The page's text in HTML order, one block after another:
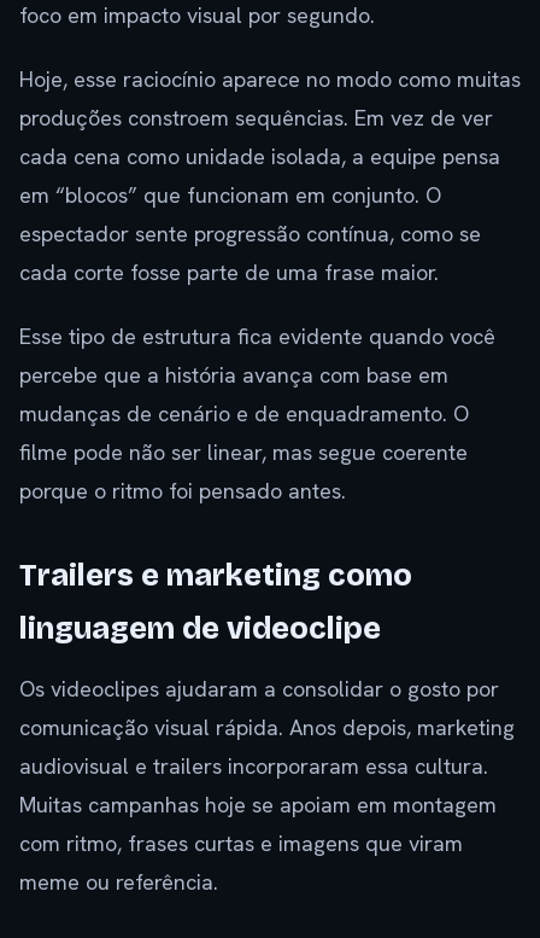
foco em impacto visual por segundo.
Hoje, esse raciocínio aparece no modo como muitas
produções constroem sequências. Em vez de ver
cada cena como unidade isolada, a equipe pensa
em “blocos” que funcionam em conjunto. O
espectador sente progressão contínua, como se
cada corte fosse parte de uma frase maior.
Esse tipo de estrutura fica evidente quando você
percebe que a história avança com base em
mudanças de cenário e de enquadramento. O
filme pode não ser linear, mas segue coerente
porque o ritmo foi pensado antes.
Trailers e marketing como
linguagem de videoclipe
Os videoclipes ajudaram a consolidar o gosto por
comunicação visual rápida. Anos depois, marketing
audiovisual e trailers incorporaram essa cultura.
Muitas campanhas hoje se apoiam em montagem
com ritmo, frases curtas e imagens que viram
meme ou referência.